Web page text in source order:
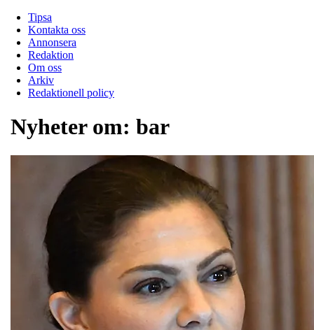
Tipsa
Kontakta oss
Annonsera
Redaktion
Om oss
Arkiv
Redaktionell policy
Nyheter om: bar